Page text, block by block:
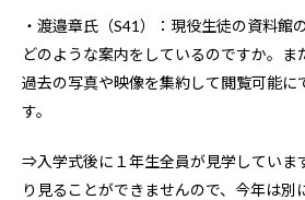
・渡邉章氏（S41）：現役生徒の資料館
どのような案内をしているのですか。ま
過去の写真や映像を集約して閲覧可能に
す。
⇒入学式後に１年生全員が見学していま
り見ることができませんので、今年は別